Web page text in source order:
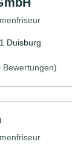
Duisburg
Bewertungen)